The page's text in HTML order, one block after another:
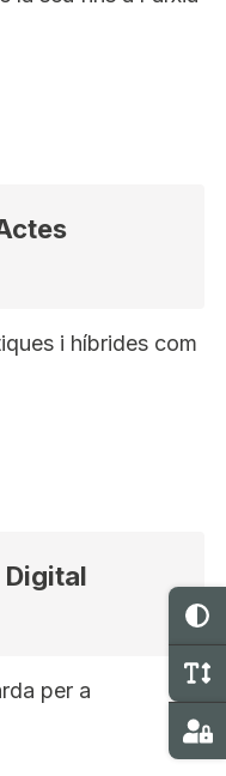
i híbrides com
per a